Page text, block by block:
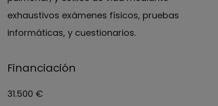
exhaustivos exámenes físicos, pruebas
informáticas, y cuestionarios.
Financiación
31.500 €